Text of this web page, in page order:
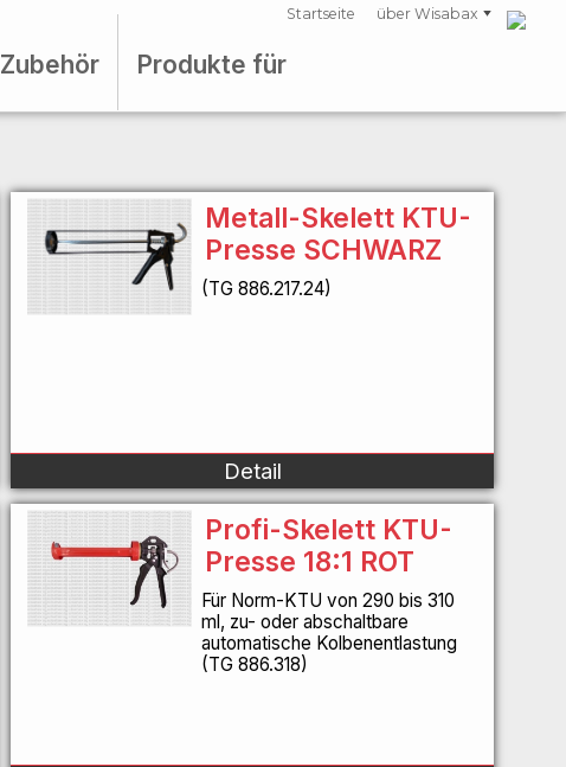
Startseite über Wisabax
Zubehör Produkte für
Metall-Skelett KTU-
Presse SCHWARZ
(TG 886.217.24)
Detail
Profi-Skelett KTU-
Presse 18:1 ROT
Für Norm-KTU von 290 bis 310
ml, zu- oder abschaltbare
automatische Kolbenentlastung
(TG 886.318)